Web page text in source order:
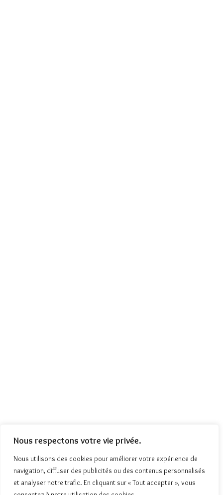
Nous respectons votre vie privée.
Nous utilisons des cookies pour améliorer votre expérience de
navigation, diffuser des publicités ou des contenus personnalisés
et analyser notre trafic. En cliquant sur « Tout accepter », vous